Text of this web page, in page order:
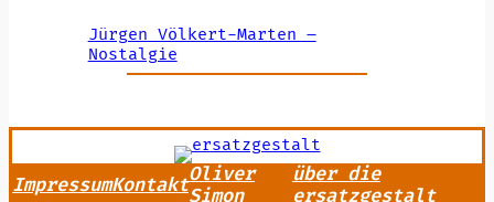
Jürgen Völkert-Marten –
Nostalgie
ImpressumKontaktOliver
Simon
über die
ersatzgestalt